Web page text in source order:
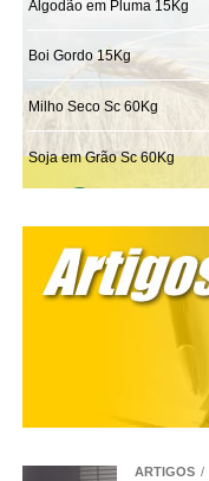
LinkedIn
Share
ARTIGOS